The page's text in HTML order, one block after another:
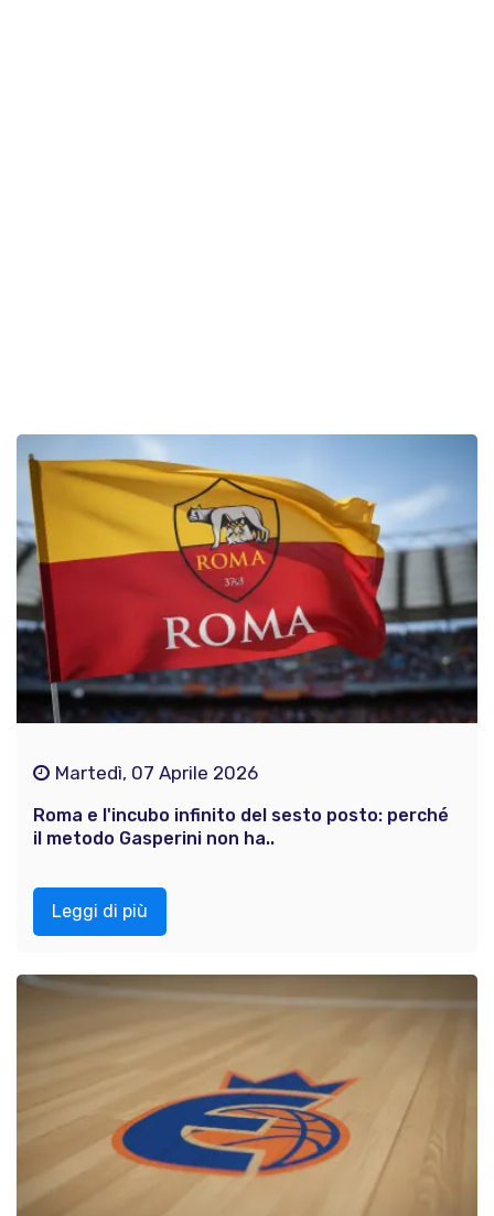
Martedì, 07 Aprile 2026
Roma e l'incubo infinito del sesto posto: perché
il metodo Gasperini non ha..
Leggi di più